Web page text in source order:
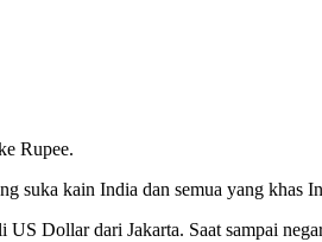
Rupee.
suka kain India dan semua yang khas
Dollar dari Jakarta. Saat sampai